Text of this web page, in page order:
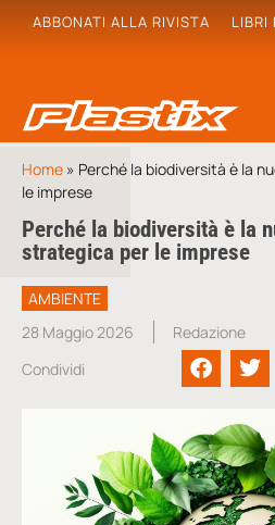
ABBONATI ALLA RIVISTA LIBRI
Home » Perché la biodiversità è la
le imprese
Perché la biodiversità è la
strategica per le imprese
AMBIENTE
28 Maggio 2026
Redazione
Condividi